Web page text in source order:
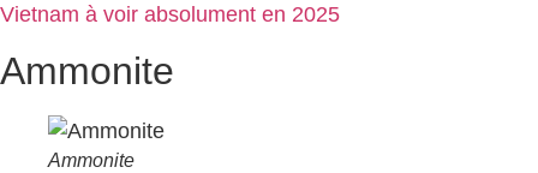
Vietnam à voir absolument en 2025
Ammonite
Ammonite